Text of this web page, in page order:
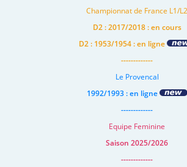
Championnat de France L1/L2
D2 : 2017/2018 : en cours
D2 : 1953/1954 : en ligne
-------------
Le Provencal
1992/1993 : en ligne
-------------
Equipe Feminine
Saison 2025/2026
-------------